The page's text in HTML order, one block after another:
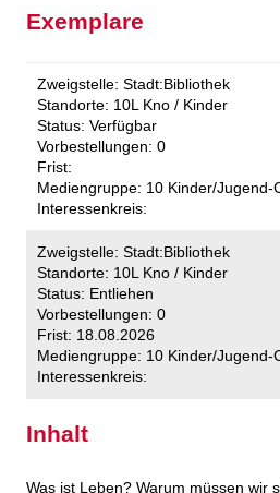
Exemplare
Zweigstelle: Stadt:Bibliothek
Standorte: 10L Kno / Kinder
Status: Verfügbar
Vorbestellungen: 0
Frist:
Mediengruppe: 10 Kinder/Jugend-
Interessenkreis:
Zweigstelle: Stadt:Bibliothek
Standorte: 10L Kno / Kinder
Status: Entliehen
Vorbestellungen: 0
Frist: 18.08.2026
Mediengruppe: 10 Kinder/Jugend-
Interessenkreis:
Inhalt
Was ist Leben? Warum müssen wir